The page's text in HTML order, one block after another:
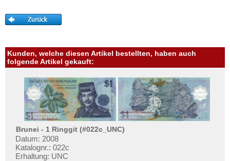
Pakistan
Portugiesisch Indien
Saudi Arabien
Singapur
Sri Lanka
Straits Settlements
Süd-Ossetien
Südkorea
Syrien
Zahlungsbedingungen
Widerrufsbelehrung
Liefer- und Versandkosten
AGB
Impressum
Kunden, welche diesen Artikel bestellten, haben auch
folgende Artikel gekauft:
Brunei - 1 Ringgit (#022c_UNC)
Datum: 2008
Katalognr.: 022c
Erhaltung: UNC